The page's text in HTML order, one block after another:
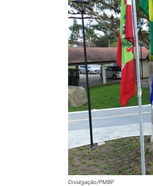
Divulgação/PMBP